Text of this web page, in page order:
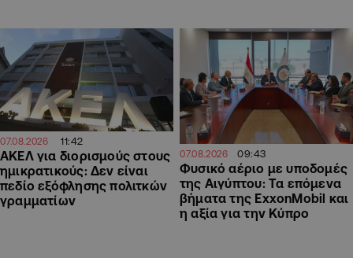
07.08.2026 11:42
ΑΚΕΛ για διορισμούς στους
ημικρατικούς: Δεν είναι
πεδίο εξόφλησης πολιτκών
γραμματίων
07.08.2026 09:43
Φυσικό αέριο με υποδομές
της Αιγύπτου: Τα επόμενα
βήματα της ExxonMobil και
η αξία για την Κύπρο